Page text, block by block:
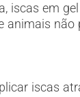
iscas em
animais não
iscas